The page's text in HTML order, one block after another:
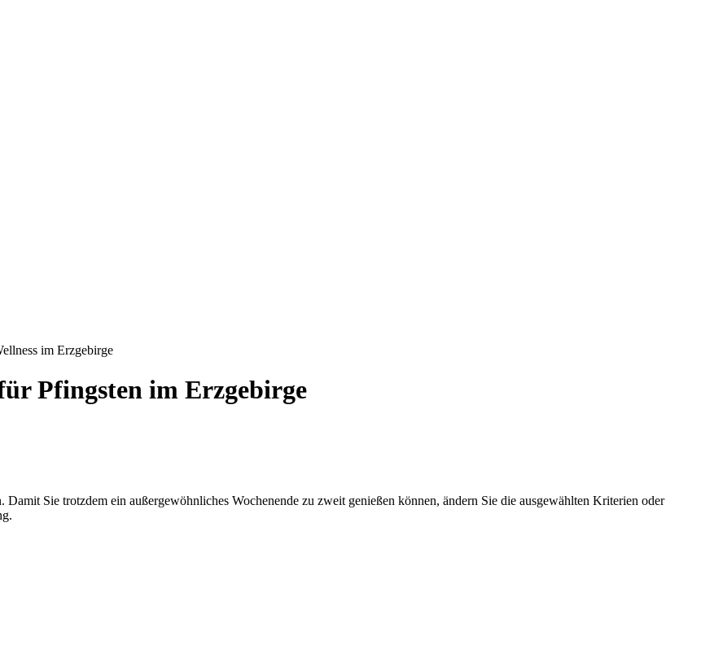
im Erzgebirge
Pfingsten im Erzgebirge
Sie trotzdem ein außergewöhnliches Wochenende zu zweit genießen können, ändern Sie die ausgewählten Kriterien oder